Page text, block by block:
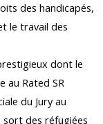
des handicapés,
le travail des
dont le
au Rated SR
du Jury au
sort des réfugiées